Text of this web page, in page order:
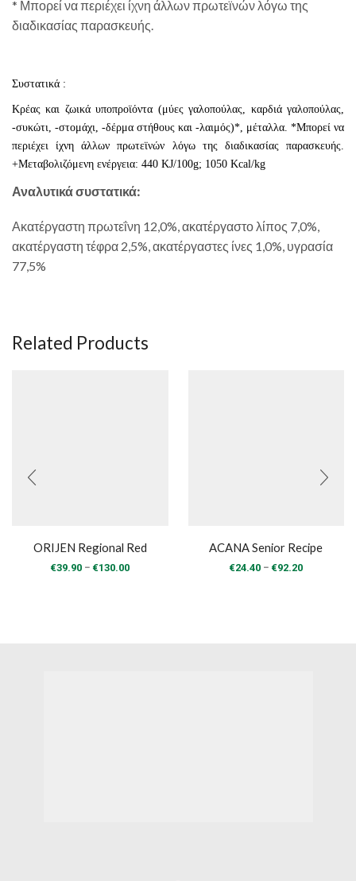
* Μπορεί να περιέχει ίχνη άλλων πρωτεϊνών λόγω της
διαδικασίας παρασκευής.
Συστατικά :
Κρέας και ζωικά υποπροϊόντα (μύες γαλοπούλας, καρδιά γαλοπούλας,
-συκώτι, -στομάχι, -δέρμα στήθους και -λαιμός)*, μέταλλα. *Μπορεί να
περιέχει ίχνη άλλων πρωτεϊνών λόγω της διαδικασίας παρασκευής.
+Μεταβολιζόμενη ενέργεια: 440 KJ/100g; 1050 Kcal/kg
Αναλυτικά συστατικά:
Ακατέργαστη πρωτεΐνη 12,0%, ακατέργαστο λίπος 7,0%,
ακατέργαστη τέφρα 2,5%, ακατέργαστες ίνες 1,0%, υγρασία
77,5%
Related Products
ORIJEN Regional Red
€39.90 – €130.00Price
ACANA Senior Recipe
€24.40 – €92.20Price